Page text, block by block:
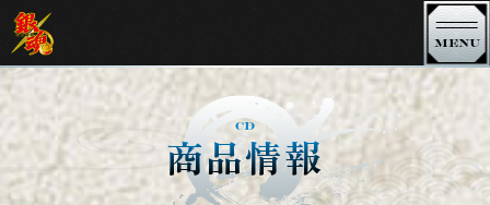
MENU
銀魂 TVシリーズ
銀魂．銀ノ魂篇 銀魂．ポロリ篇
CD
商品情報